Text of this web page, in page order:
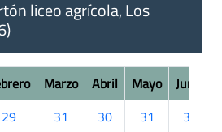
liceo agrícola, Los
Marzo Abril Mayo Junio
29 31 30 31
30